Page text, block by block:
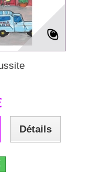
Détails